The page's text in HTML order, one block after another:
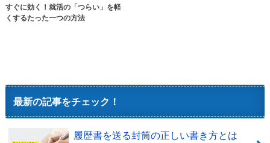
すぐに効く！就活の「つらい」を軽
くするたった一つの方法
最新の記事をチェック！
履歴書を送る封筒の正しい書き方とは